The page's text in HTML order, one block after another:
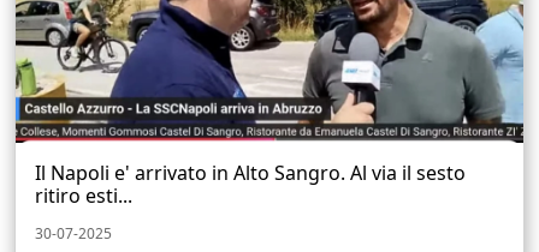
Il Napoli e' arrivato in Alto Sangro. Al via il sesto
ritiro esti...
30-07-2025